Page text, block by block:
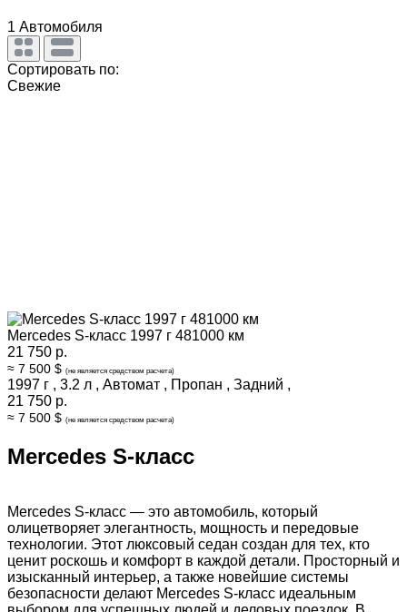
1 Автомобиля
Сортировать по:
Свежие
Mercedes S-класс 1997 г 481000 км
21 750 р.
≈ 7 500 $ (не является средством расчета)
1997 г , 3.2 л , Автомат , Пропан , Задний ,
21 750 р.
≈ 7 500 $ (не является средством расчета)
Mercedes S-класс
Mercedes S-класс — это автомобиль, который
олицетворяет элегантность, мощность и передовые
технологии. Этот люксовый седан создан для тех, кто
ценит роскошь и комфорт в каждой детали. Просторный и
изысканный интерьер, а также новейшие системы
безопасности делают Mercedes S-класс идеальным